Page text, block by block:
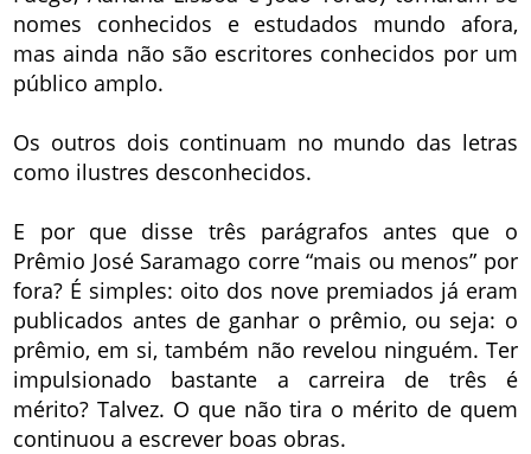
nomes conhecidos e estudados mundo afora,
mas ainda não são escritores conhecidos por um
público amplo.
Os outros dois continuam no mundo das letras
como ilustres desconhecidos.
E por que disse três parágrafos antes que o
Prêmio José Saramago corre “mais ou menos” por
fora? É simples: oito dos nove premiados já eram
publicados antes de ganhar o prêmio, ou seja: o
prêmio, em si, também não revelou ninguém. Ter
impulsionado bastante a carreira de três é
mérito? Talvez. O que não tira o mérito de quem
continuou a escrever boas obras.